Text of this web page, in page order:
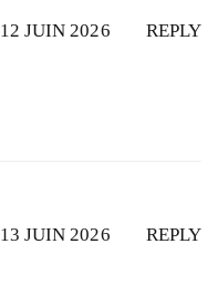
REPLY
12 JUIN 2026
REPLY
13 JUIN 2026